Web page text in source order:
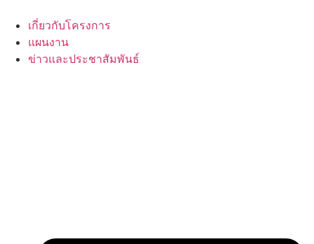
content
เกี่ยวกับโครงการ
แผนงาน
ข่าวและประชาสัมพันธ์